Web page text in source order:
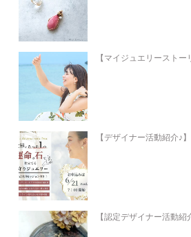
【マイジュエリーストー
【デザイナー活動紹介♪
【認定デザイナー活動